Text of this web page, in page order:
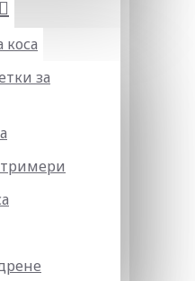
коса
за